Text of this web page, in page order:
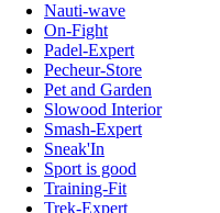
Nauti-wave
On-Fight
Padel-Expert
Pecheur-Store
Pet and Garden
Slowood Interior
Smash-Expert
Sneak'In
Sport is good
Training-Fit
Trek-Expert